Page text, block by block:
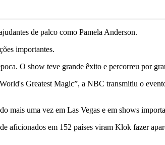
de palco como Pamela Anderson.
importantes.
O show teve grande êxito e percorreu por
Greatest Magic”, a NBC transmitiu o
mais uma vez em Las Vegas e em shows
aficionados em 152 países viram Klok fazer